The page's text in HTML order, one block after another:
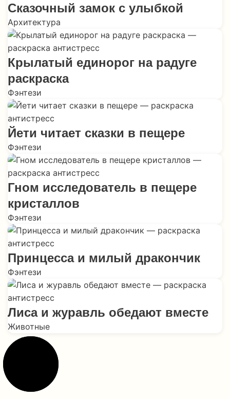
Сказочный замок с улыбкой
Архитектура
Крылатый единорог на радуге
раскраска
Фэнтези
Йети читает сказки в пещере
Фэнтези
Гном исследователь в пещере
кристаллов
Фэнтези
Принцесса и милый дракончик
Фэнтези
Лиса и журавль обедают вместе
Животные